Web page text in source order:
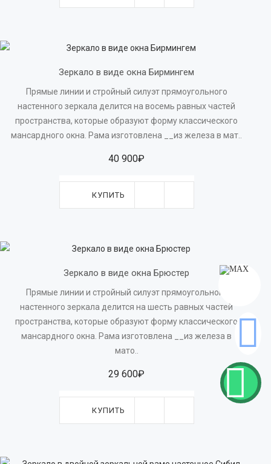
Зеркало в виде окна Бирмингем
Прямые линии и стройный силуэт прямоугольного
настенного зеркала делится на восемь равных частей
пространства, которые образуют форму классического
мансардного окна. Рама изготовлена __из железа в мат..
40 900₽
КУПИТЬ
Зеркало в виде окна Брюстер
Прямые линии и стройный силуэт прямоугольного
настенного зеркала делится на шесть равных частей
пространства, которые образуют форму классического
мансардного окна. Рама изготовлена __из железа в
мато..
29 600₽
КУПИТЬ